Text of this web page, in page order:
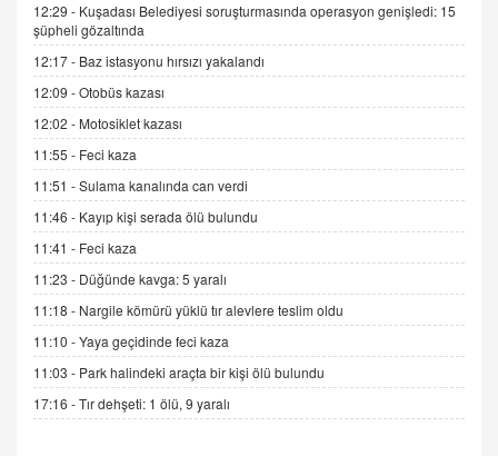
ADEM AKÖL
Esed Destekçilerinin Yüzüne Vurulan Şamar:
Sednaya
11.12.2024 12:30
DR. EKREM ASLAN
Gerçek Ne, Algı Ne? "Beraber Yürüyoruz"
Cümlesinin Peşinden
19.07.2025 12:45
GÖNÜL MENEKŞE
Şifacının Yolu
04.11.2025 12:56
AV. RÜMEYSA ÖZKALE
Kira Uyuşmazlıklarında Dava Açmadan Önce
Arabulucuya Başvuru Şartı
12:29 - Kuşadası Belediyesi soruşturmasında operasyon genişledi: 15
şüpheli gözaltında
12:17 - Baz istasyonu hırsızı yakalandı
12:09 -Otobüs kazası
12:02 - Motosiklet kazası
11:55 - Feci kaza
11:51 -Sulama kanalında can verdi
11:46 - Kayıp kişi serada ölü bulundu
11:41 - Feci kaza
11:23 - Düğünde kavga: 5 yaralı
11:18 - Nargile kömürü yüklü tır alevlere teslim oldu
11:10 -Yaya geçidinde feci kaza
11:03 - Park halindeki araçta bir kişi ölü bulundu
17:16 -Tır dehşeti: 1 ölü, 9 yaralı